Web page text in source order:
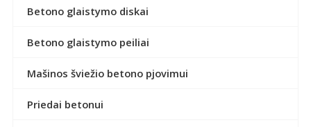
Betono glaistymo diskai
Betono glaistymo peiliai
Mašinos šviežio betono pjovimui
Priedai betonui